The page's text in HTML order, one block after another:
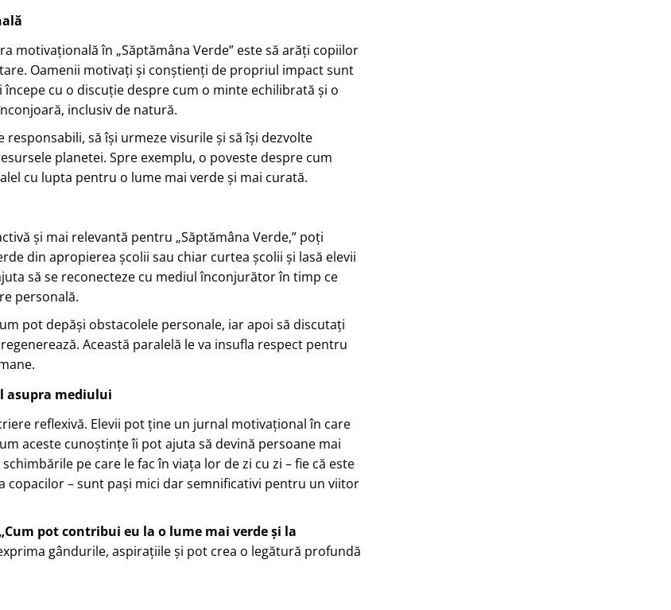
motivațională în „Săptămâna Verde” este să arăți copiilor
Oamenii motivați și conștienți de propriul impact sunt
cu o discuție despre cum o minte echilibrată și o
inclusiv de natură.
să își urmeze visurile și să își dezvolte
planetei. Spre exemplu, o poveste despre cum
cu lupta pentru o lume mai verde și mai curată.
și mai relevantă pentru „Săptămâna Verde,” poți
din apropierea școlii sau chiar curtea școlii și lasă elevii
să se reconecteze cu mediul înconjurător în timp ce
personală.
pot depăși obstacolele personale, iar apoi să discutați
Această paralelă le va insufla respect pentru
asupra mediului
reflexivă. Elevii pot ține un jurnal motivațional în care
aceste cunoștințe îi pot ajuta să devină persoane mai
pe care le fac în viața lor de zi cu zi – fie că este
copacilor – sunt pași mici dar semnificativi pentru un viitor
„Cum pot contribui eu la o lume mai verde și la
gândurile, aspirațiile și pot crea o legătură profundă